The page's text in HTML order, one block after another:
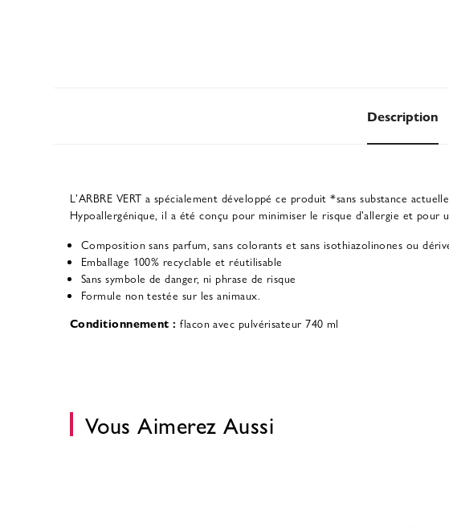
Description
L'ARBRE VERT a spécialement développé ce produit *sans substance
Hypoallergénique, il a été conçu pour minimiser le risque d'allergie et pour
Composition sans parfum, sans colorants et sans isothiazolinones ou
Emballage 100% recyclable et réutilisable
Sans symbole de danger, ni phrase de risque
Formule non testée sur les animaux.
Conditionnement : flacon avec pulvérisateur 740 ml
Vous Aimerez Aussi